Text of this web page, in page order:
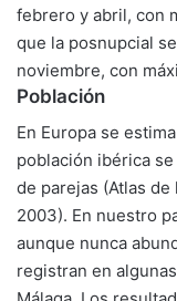
febrero y abril, con
que la posnupcial
noviembre, con
Población
En Europa se
población ibérica
de parejas (Atlas
2003). En nuestro
aunque nunca
registran en